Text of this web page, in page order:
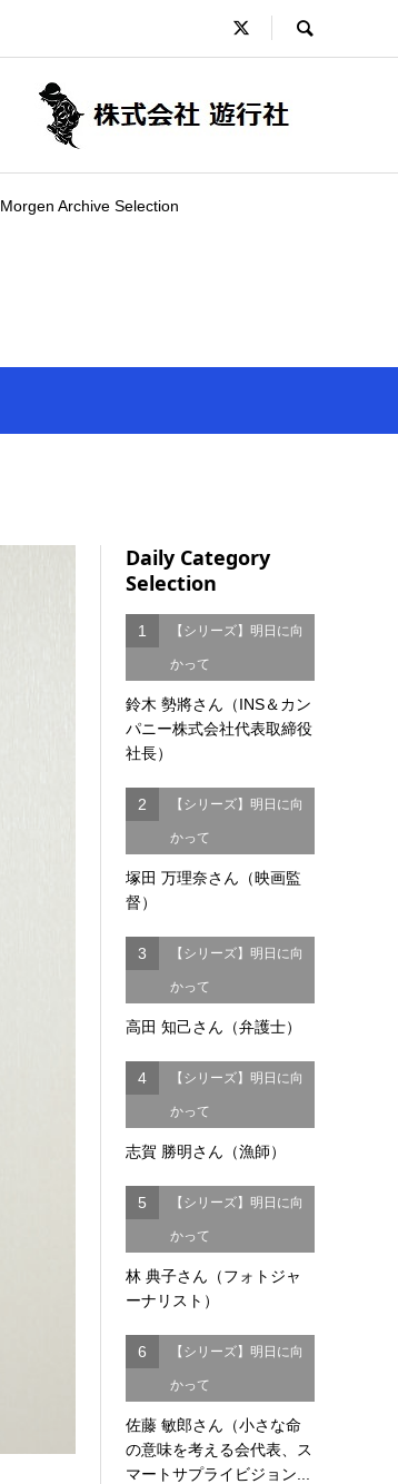
Morgen Archive Selection
Daily Category
Selection
1 【シリーズ】明日に向
かって
鈴木 勢將さん（INS＆カン
パニー株式会社代表取締役
社長）
2 【シリーズ】明日に向
かって
塚田 万理奈さん（映画監
督）
3 【シリーズ】明日に向
かって
高田 知己さん（弁護士）
4 【シリーズ】明日に向
かって
志賀 勝明さん（漁師）
5 【シリーズ】明日に向
かって
林 典子さん（フォトジャ
ーナリスト）
6 【シリーズ】明日に向
かって
佐藤 敏郎さん（小さな命
の意味を考える会代表、ス
マートサプライビジョン...